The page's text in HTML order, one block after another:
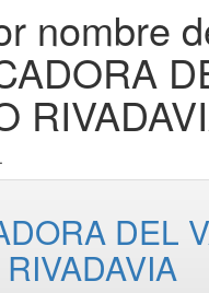
nombre
DEL